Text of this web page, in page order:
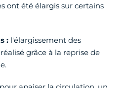
ont été élargis sur certains
: l'élargissement des
grâce à la reprise de